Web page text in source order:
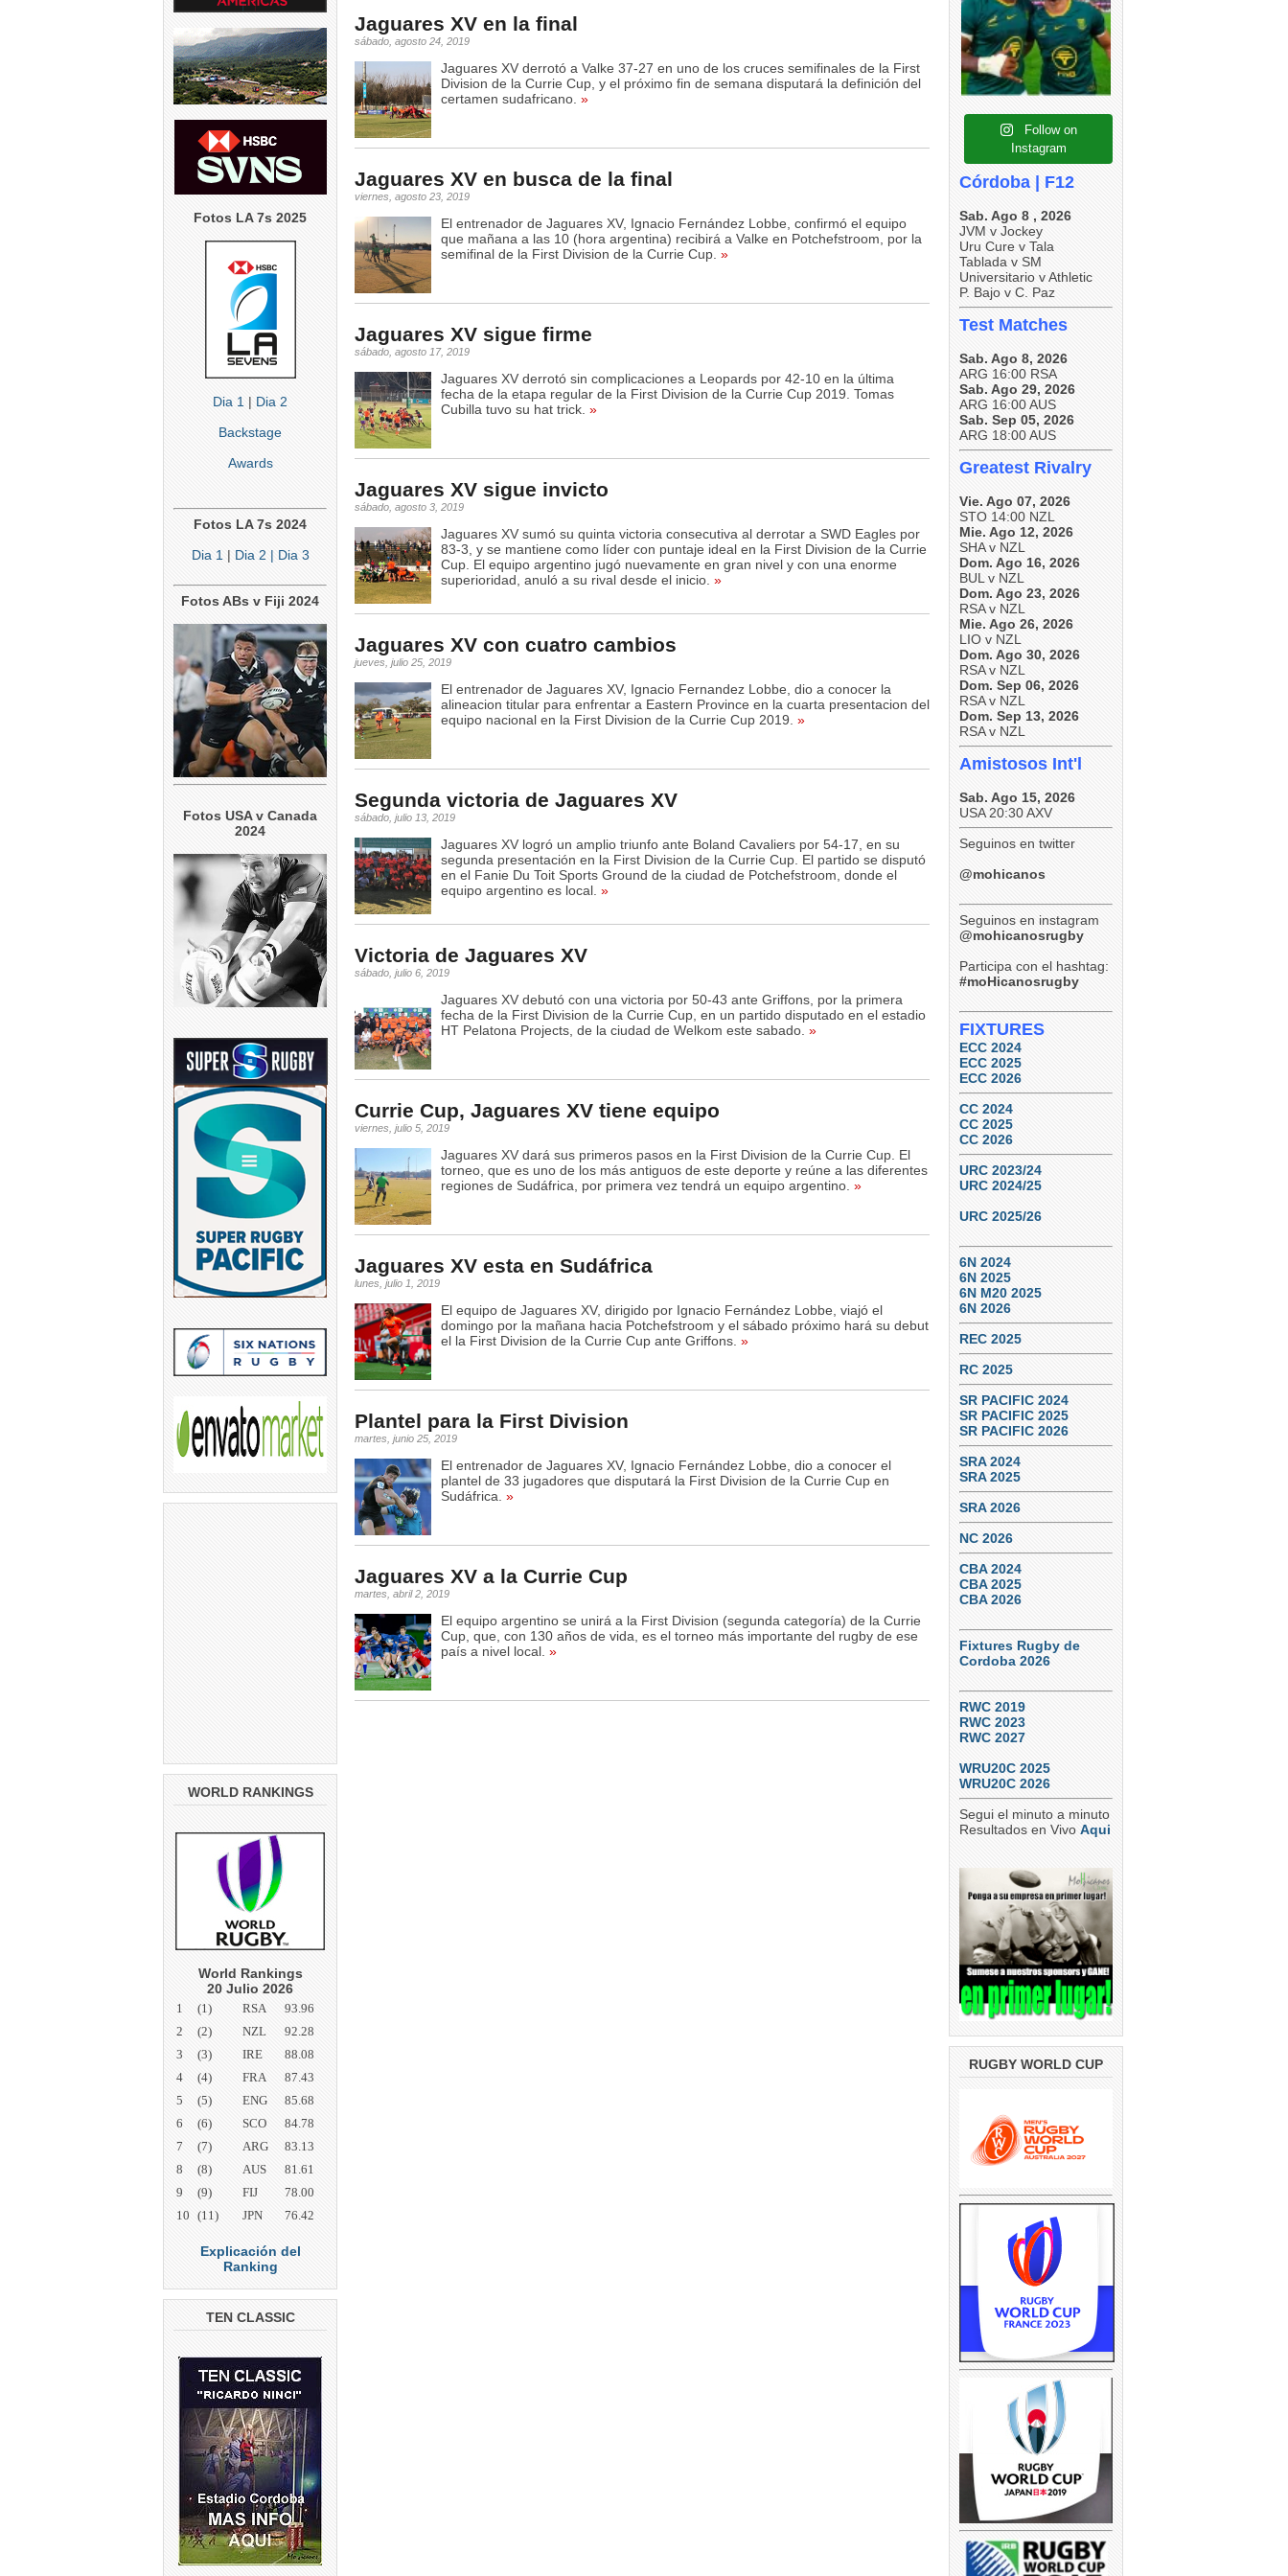
Fotos LA 7s 2025
Dia 1 | Dia 2
Backstage
Awards
Fotos LA 7s 2024
Dia 1 | Dia 2 | Dia 3
Fotos ABs v Fiji 2024
Fotos USA v Canada
2024
WORLD RANKINGS
World Rankings
20 Julio 2026
1 (1) RSA
93.96
2
(2) NZL
92.28
3
(3) IRE
88.08
4
(4) FRA
87.43
5
(5) ENG
85.68
6
(6) SCO
84.78
7
(7) ARG
83.13
8
(8) AUS
81.61
9
(9) FIJ
78.00
10 (11) JPN 76.42
Explicación del
Ranking
TEN CLASSIC
Jaguares XV en la final
sábado, agosto 24, 2019
Jaguares XV derrotó a Valke 37-27 en uno de los cruces semifinales de la First
Division de la Currie Cup, y el próximo fin de semana disputará la definición del
certamen sudafricano. »
Jaguares XV en busca de la final
viernes, agosto 23, 2019
El entrenador de Jaguares XV, Ignacio Fernández Lobbe, confirmó el equipo
que mañana a las 10 (hora argentina) recibirá a Valke en Potchefstroom, por la
semifinal de la First Division de la Currie Cup. »
Jaguares XV sigue firme
sábado, agosto 17, 2019
Jaguares XV derrotó sin complicaciones a Leopards por 42-10 en la última
fecha de la etapa regular de la First Division de la Currie Cup 2019. Tomas
Cubilla tuvo su hat trick. »
Jaguares XV sigue invicto
sábado, agosto 3, 2019
Jaguares XV sumó su quinta victoria consecutiva al derrotar a SWD Eagles por
83-3, y se mantiene como líder con puntaje ideal en la First Division de la Currie
Cup. El equipo argentino jugó nuevamente en gran nivel y con una enorme
superioridad, anuló a su rival desde el inicio. »
Jaguares XV con cuatro cambios
jueves, julio 25, 2019
El entrenador de Jaguares XV, Ignacio Fernandez Lobbe, dio a conocer la
alineacion titular para enfrentar a Eastern Province en la cuarta presentacion del
equipo nacional en la First Division de la Currie Cup 2019. »
Segunda victoria de Jaguares XV
sábado, julio 13, 2019
Jaguares XV logró un amplio triunfo ante Boland Cavaliers por 54-17, en su
segunda presentación en la First Division de la Currie Cup. El partido se disputó
en el Fanie Du Toit Sports Ground de la ciudad de Potchefstroom, donde el
equipo argentino es local. »
Victoria de Jaguares XV
sábado, julio 6, 2019
Jaguares XV debutó con una victoria por 50-43 ante Griffons, por la primera
fecha de la First Division de la Currie Cup, en un partido disputado en el estadio
HT Pelatona Projects, de la ciudad de Welkom este sabado. »
Currie Cup, Jaguares XV tiene equipo
viernes, julio 5, 2019
Jaguares XV dará sus primeros pasos en la First Division de la Currie Cup. El
torneo, que es uno de los más antiguos de este deporte y reúne a las diferentes
regiones de Sudáfrica, por primera vez tendrá un equipo argentino. »
Jaguares XV esta en Sudáfrica
lunes, julio 1, 2019
El equipo de Jaguares XV, dirigido por Ignacio Fernández Lobbe, viajó el
domingo por la mañana hacia Potchefstroom y el sábado próximo hará su debut
el la First Division de la Currie Cup ante Griffons. »
Plantel para la First Division
martes, junio 25, 2019
El entrenador de Jaguares XV, Ignacio Fernández Lobbe, dio a conocer el
plantel de 33 jugadores que disputará la First Division de la Currie Cup en
Sudáfrica. »
Jaguares XV a la Currie Cup
martes, abril 2, 2019
El equipo argentino se unirá a la First Division (segunda categoría) de la Currie
Cup, que, con 130 años de vida, es el torneo más importante del rugby de ese
país a nivel local. »
5 0 5 0 5 0
Follow on
Instagram
Córdoba | F12
Sab. Ago 8 , 2026
JVM v Jockey
Uru Cure v Tala
Tablada v SM
Universitario v Athletic
P. Bajo v C. Paz
Test Matches
Sab. Ago 8, 2026
ARG 16:00 RSA
Sab. Ago 29, 2026
ARG 16:00 AUS
Sab. Sep 05, 2026
ARG 18:00 AUS
Greatest Rivalry
Vie. Ago 07, 2026
STO 14:00 NZL
Mie. Ago 12, 2026
SHA v NZL
Dom. Ago 16, 2026
BUL v NZL
Dom. Ago 23, 2026
RSA v NZL
Mie. Ago 26, 2026
LIO v NZL
Dom. Ago 30, 2026
RSA v NZL
Dom. Sep 06, 2026
RSA v NZL
Dom. Sep 13, 2026
RSA v NZL
Amistosos Int'l
Sab. Ago 15, 2026
USA 20:30 AXV
Seguinos en twitter
@mohicanos
Seguinos en instagram
@mohicanosrugby
Participa con el hashtag:
#moHicanosrugby
FIXTURES
ECC 2024
ECC 2025
ECC 2026
CC 2024
CC 2025
CC 2026
URC 2023/24
URC 2024/25
URC 2025/26
6N 2024
6N 2025
6N M20 2025
6N 2026
REC 2025
RC 2025
SR PACIFIC 2024
SR PACIFIC 2025
SR PACIFIC 2026
SRA 2024
SRA 2025
SRA 2026
NC 2026
CBA 2024
CBA 2025
CBA 2026
Fixtures Rugby de
Cordoba 2026
RWC 2019
RWC 2023
RWC 2027
WRU20C 2025
WRU20C 2026
Segui el minuto a minuto
Resultados en Vivo Aqui
RUGBY WORLD CUP